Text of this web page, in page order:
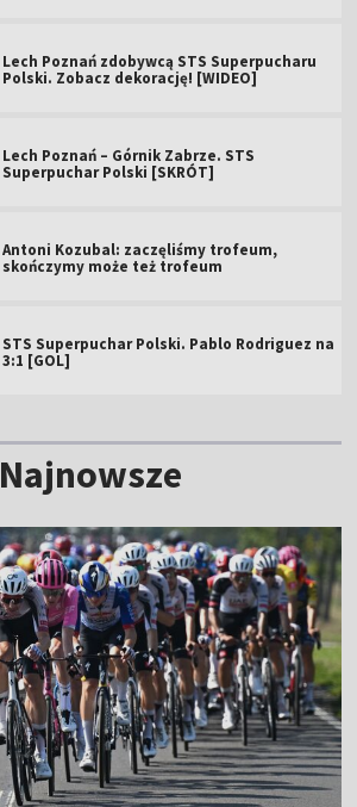
Lech Poznań zdobywcą STS Superpucharu
Polski. Zobacz dekorację! [WIDEO]
Lech Poznań – Górnik Zabrze. STS
Superpuchar Polski [SKRÓT]
Antoni Kozubal: zaczęliśmy trofeum,
skończymy może też trofeum
STS Superpuchar Polski. Pablo Rodriguez na
3:1 [GOL]
Najnowsze